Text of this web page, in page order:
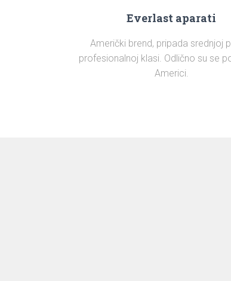
Everlast aparati
Američki brend, pripada srednjoj
profesionalnoj klasi. Odlično su se
Americi.